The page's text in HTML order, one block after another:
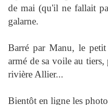
de mai (qu'il ne fallait
galarne.
Barré par Manu, le
armé de sa voile au
rivière Allier...
Bientôt en ligne les